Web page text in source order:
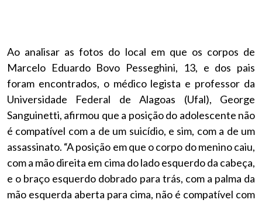
Ao analisar as fotos do local em que os corpos de
Marcelo Eduardo Bovo Pesseghini, 13, e dos pais
foram encontrados, o médico legista e professor da
Universidade Federal de Alagoas (Ufal), George
Sanguinetti, afirmou que a posição do adolescente não
é compatível com a de um suicídio, e sim, com a de um
assassinato. “A posição em que o corpo do menino caiu,
com a mão direita em cima do lado esquerdo da cabeça,
e o braço esquerdo dobrado para trás, com a palma da
mão esquerda aberta para cima, não é compatível com